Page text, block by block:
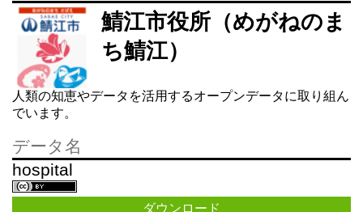
鯖江市役所（めがねのま
ち鯖江）
人類の知恵やデータを活用するオープンデータに取り組ん
でいます。
データ名
hospital
ダウンロード